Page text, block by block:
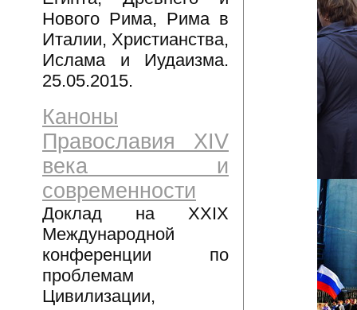
Нового Рима, Рима в
Италии, Христианства,
Ислама и Иудаизма.
25.05.2015.
Каноны
Православия XIV
века и
современности
Доклад на XXIX
Международной
конференции по
проблемам
Цивилизации,